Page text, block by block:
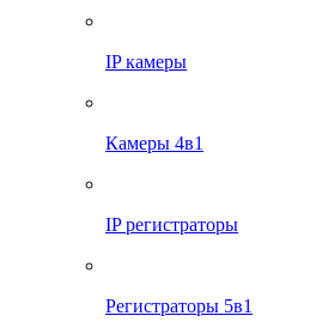
IP камеры
Камеры 4в1
IP регистраторы
Регистраторы 5в1